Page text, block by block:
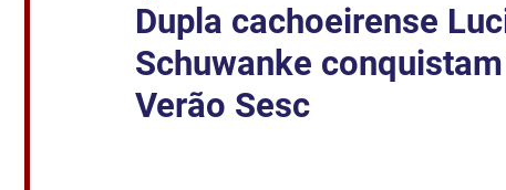
Dupla cachoeirense
Schuwanke
Verão Sesc